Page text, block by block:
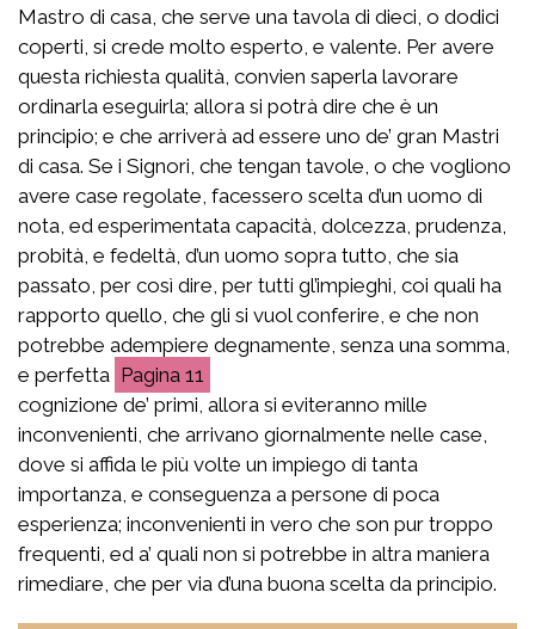
Mastro di casa, che serve una tavola di dieci, o dodici
coperti, si crede molto esperto, e valente. Per avere
questa richiesta qualità, convien saperla lavorare
ordinarla eseguirla; allora si potrà dire che è un
principio; e che arriverà ad essere uno de’ gran Mastri
di casa. Se i Signori, che tengan tavole, o che vogliono
avere case regolate, facessero scelta d’un uomo di
nota, ed esperimentata capacità, dolcezza, prudenza,
probità, e fedeltà, d’un uomo sopra tutto, che sia
passato, per così dire, per tutti gl’impieghi, coi quali ha
rapporto quello, che gli si vuol conferire, e che non
potrebbe adempiere degnamente, senza una somma,
e perfetta
11
cognizione de’ primi, allora si eviteranno mille
inconvenienti, che arrivano giornalmente nelle case,
dove si affida le più volte un impiego di tanta
importanza, e conseguenza a persone di poca
esperienza; inconvenienti in vero che son pur troppo
frequenti, ed a’ quali non si potrebbe in altra maniera
rimediare, che per via d’una buona scelta da principio.